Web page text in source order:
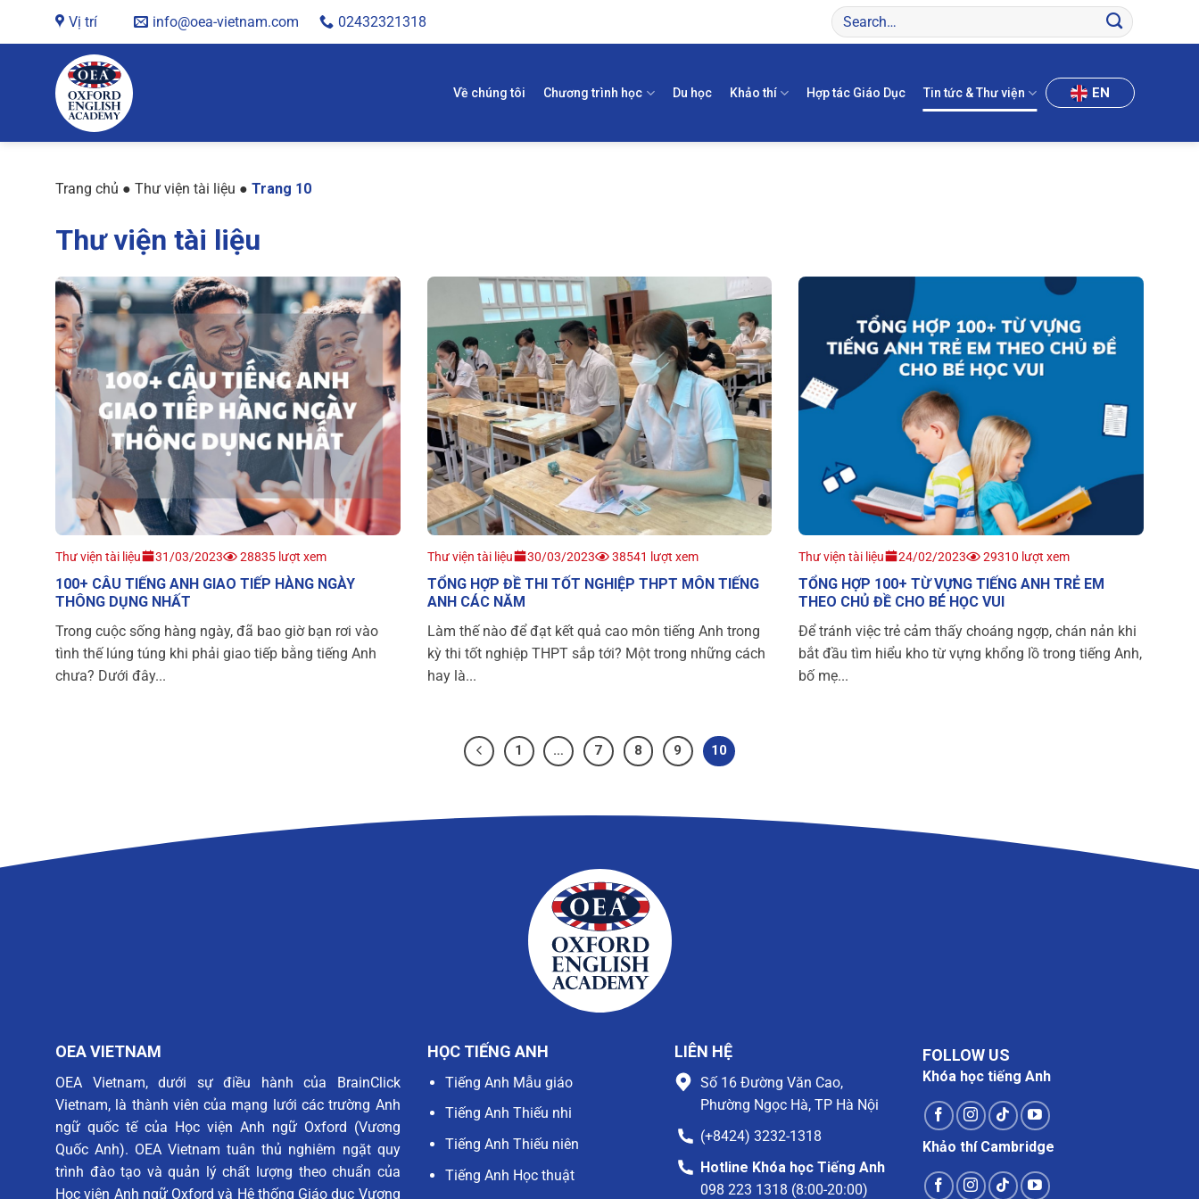
Vị trí info@oea-vietnam.com 02432321318
Về chúng tôi Chương trình học Du học Khảo thí Hợp tác Giáo Dục Tin tức & Thư viện EN
Trang chủ ● Thư viện tài liệu ● Trang 10
Thư viện tài liệu
Thư viện tài liệu 31/03/2023 28835 lượt xem
100+ CÂU TIẾNG ANH GIAO TIẾP HÀNG NGÀY
THÔNG DỤNG NHẤT
Trong cuộc sống hàng ngày, đã bao giờ bạn rơi vào
tình thế lúng túng khi phải giao tiếp bằng tiếng Anh
chưa? Dưới đây...
Thư viện tài liệu 30/03/2023 38541 lượt xem
TỔNG HỢP ĐỀ THI TỐT NGHIỆP THPT MÔN TIẾNG
ANH CÁC NĂM
Làm thế nào để đạt kết quả cao môn tiếng Anh trong
kỳ thi tốt nghiệp THPT sắp tới? Một trong những cách
hay là...
Thư viện tài liệu 24/02/2023 29310 lượt xem
TỔNG HỢP 100+ TỪ VỰNG TIẾNG ANH TRẺ EM
THEO CHỦ ĐỀ CHO BÉ HỌC VUI
Để tránh việc trẻ cảm thấy choáng ngợp, chán nản khi
bắt đầu tìm hiểu kho từ vựng khổng lồ trong tiếng Anh,
bố mẹ...
1 … 7 8 9 10
OEA VIETNAM
OEA Vietnam, dưới sự điều hành của BrainClick
Vietnam, là thành viên của mạng lưới các trường Anh
ngữ quốc tế của Học viện Anh ngữ Oxford (Vương
Quốc Anh). OEA Vietnam tuân thủ nghiêm ngặt quy
trình đào tạo và quản lý chất lượng theo chuẩn của
Học viện Anh ngữ Oxford và Hệ thống Giáo dục Vương
HỌC TIẾNG ANH
Tiếng Anh Mẫu giáo
Tiếng Anh Thiếu nhi
Tiếng Anh Thiếu niên
Tiếng Anh Học thuật
LIÊN HỆ
Số 16 Đường Văn Cao,
Phường Ngọc Hà, TP Hà Nội
(+8424) 3232-1318
Hotline Khóa học Tiếng Anh
098 223 1318 (8:00-20:00)
FOLLOW US
Khóa học tiếng Anh
Khảo thí Cambridge